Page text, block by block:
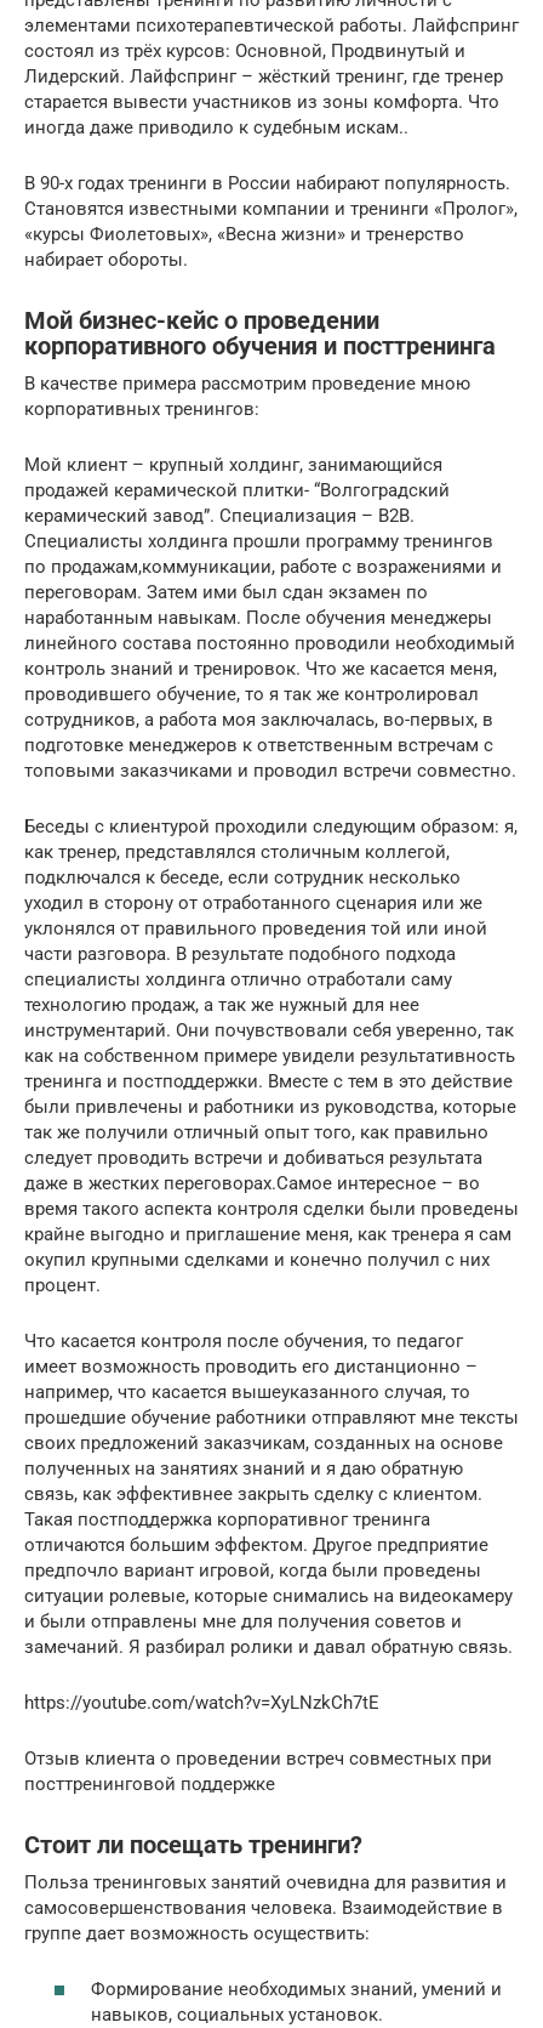
элементами психотерапевтической работы. Лайфспринг
состоял из трёх курсов: Основной, Продвинутый и
Лидерский. Лайфспринг – жёсткий тренинг, где тренер
старается вывести участников из зоны комфорта. Что
иногда даже приводило к судебным искам..
В 90-х годах тренинги в России набирают популярность.
Становятся известными компании и тренинги «Пролог»,
«курсы Фиолетовых», «Весна жизни» и тренерство
набирает обороты.
Мой бизнес-кейс о проведении
корпоративного обучения и посттренинга
В качестве примера рассмотрим проведение мною
корпоративных тренингов:
Мой клиент – крупный холдинг, занимающийся
продажей керамической плитки- “Волгоградский
керамический завод”. Специализация – B2B.
Специалисты холдинга прошли программу тренингов
по продажам,коммуникации, работе с возражениями и
переговорам. Затем ими был сдан экзамен по
наработанным навыкам. После обучения менеджеры
линейного состава постоянно проводили необходимый
контроль знаний и тренировок. Что же касается меня,
проводившего обучение, то я так же контролировал
сотрудников, а работа моя заключалась, во-первых, в
подготовке менеджеров к ответственным встречам с
топовыми заказчиками и проводил встречи совместно.
Беседы с клиентурой проходили следующим образом: я,
как тренер, представлялся столичным коллегой,
подключался к беседе, если сотрудник несколько
уходил в сторону от отработанного сценария или же
уклонялся от правильного проведения той или иной
части разговора. В результате подобного подхода
специалисты холдинга отлично отработали саму
технологию продаж, а так же нужный для нее
инструментарий. Они почувствовали себя уверенно, так
как на собственном примере увидели результативность
тренинга и постподдержки. Вместе с тем в это действие
были привлечены и работники из руководства, которые
так же получили отличный опыт того, как правильно
следует проводить встречи и добиваться результата
даже в жестких переговорах.Самое интересное – во
время такого аспекта контроля сделки были проведены
крайне выгодно и приглашение меня, как тренера я сам
окупил крупными сделками и конечно получил с них
процент.
Что касается контроля после обучения, то педагог
имеет возможность проводить его дистанционно –
например, что касается вышеуказанного случая, то
прошедшие обучение работники отправляют мне тексты
своих предложений заказчикам, созданных на основе
полученных на занятиях знаний и я даю обратную
связь, как эффективнее закрыть сделку с клиентом.
Такая постподдержка корпоративног тренинга
отличаются большим эффектом. Другое предприятие
предпочло вариант игровой, когда были проведены
ситуации ролевые, которые снимались на видеокамеру
и были отправлены мне для получения советов и
замечаний. Я разбирал ролики и давал обратную связь.
https://youtube.com/watch?v=XyLNzkCh7tE
Отзыв клиента о проведении встреч совместных при
посттренинговой поддержке
Стоит ли посещать тренинги?
Польза тренинговых занятий очевидна для развития и
самосовершенствования человека. Взаимодействие в
группе дает возможность осуществить:
Формирование необходимых знаний, умений и
навыков, социальных установок.